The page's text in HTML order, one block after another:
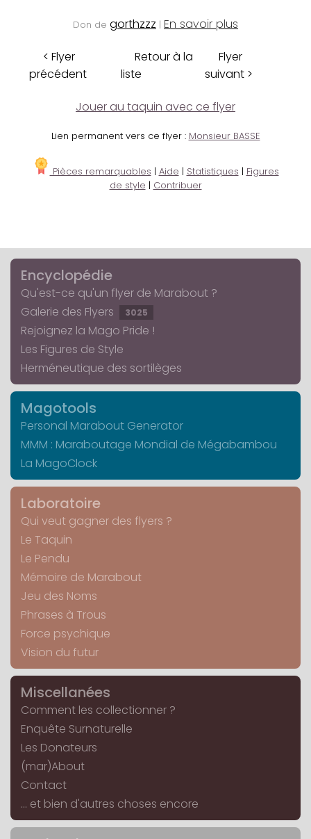
Don de gorthzzz | En savoir plus
< Flyer
précédent
Retour à la
liste
Flyer
suivant >
Jouer au taquin avec ce flyer
Lien permanent vers ce flyer : Monsieur BASSE
Pièces remarquables | Aide | Statistiques | Figures
de style | Contribuer
Encyclopédie
Qu'est-ce qu'un flyer de Marabout ?
Galerie des Flyers
3025
Rejoignez la Mago Pride !
Les Figures de Style
Herméneutique des sortilèges
Magotools
Personal Marabout Generator
MMM : Maraboutage Mondial de Mégabambou
La MagoClock
Laboratoire
Qui veut gagner des flyers ?
Le Taquin
Le Pendu
Mémoire de Marabout
Jeu des Noms
Phrases à Trous
Force psychique
Vision du futur
Miscellanées
Comment les collectionner ?
Enquête Surnaturelle
Les Donateurs
(mar)About
Contact
... et bien d'autres choses encore